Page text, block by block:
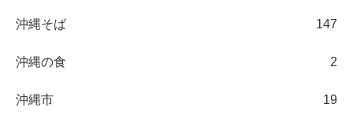
沖縄そば 147
沖縄の食 2
沖縄市 19